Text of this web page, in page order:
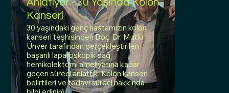
Kanseri
30 yaşındaki genç hastamızın kolon
kanseri teşhisinden Doç. Dr. Mutlu
Ünver tarafından gerçekleştirilen
başarılı laparoskopik sağ
hemikolektomi ameliyatına kadar
geçen süreci anlattık. Kolon kanseri
belirtileri ve tedavi süreci hakkında